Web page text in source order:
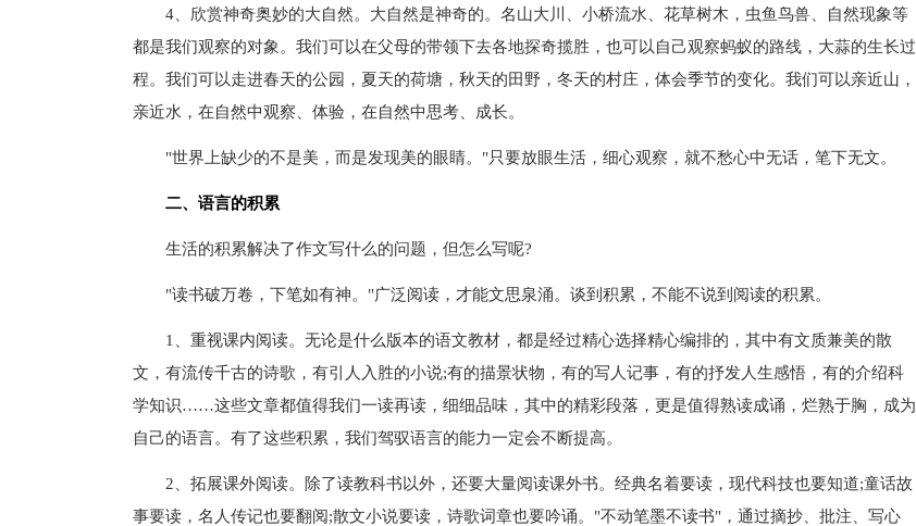
4、欣赏神奇奥妙的大自然。大自然是神奇的。名山大川、小桥流水、花草树木，虫鱼鸟兽、自然现象等
都是我们观察的对象。我们可以在父母的带领下去各地探奇揽胜，也可以自己观察蚂蚁的路线，大蒜的生长过
程。我们可以走进春天的公园，夏天的荷塘，秋天的田野，冬天的村庄，体会季节的变化。我们可以亲近山，
亲近水，在自然中观察、体验，在自然中思考、成长。
"世界上缺少的不是美，而是发现美的眼睛。"只要放眼生活，细心观察，就不愁心中无话，笔下无文。
二、语言的积累
生活的积累解决了作文写什么的问题，但怎么写呢?
"读书破万卷，下笔如有神。"广泛阅读，才能文思泉涌。谈到积累，不能不说到阅读的积累。
1、重视课内阅读。无论是什么版本的语文教材，都是经过精心选择精心编排的，其中有文质兼美的散
文，有流传千古的诗歌，有引人入胜的小说;有的描景状物，有的写人记事，有的抒发人生感悟，有的介绍科
学知识……这些文章都值得我们一读再读，细细品味，其中的精彩段落，更是值得熟读成诵，烂熟于胸，成为
自己的语言。有了这些积累，我们驾驭语言的能力一定会不断提高。
2、拓展课外阅读。除了读教科书以外，还要大量阅读课外书。经典名着要读，现代科技也要知道;童话故
事要读，名人传记也要翻阅;散文小说要读，诗歌词章也要吟诵。"不动笔墨不读书"，通过摘抄、批注、写心